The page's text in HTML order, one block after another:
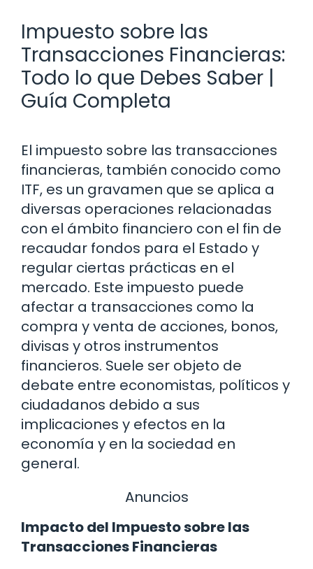
Impuesto sobre las
Transacciones Financieras:
Todo lo que Debes Saber |
Guía Completa
El impuesto sobre las transacciones
financieras, también conocido como
ITF, es un gravamen que se aplica a
diversas operaciones relacionadas
con el ámbito financiero con el fin de
recaudar fondos para el Estado y
regular ciertas prácticas en el
mercado. Este impuesto puede
afectar a transacciones como la
compra y venta de acciones, bonos,
divisas y otros instrumentos
financieros. Suele ser objeto de
debate entre economistas, políticos y
ciudadanos debido a sus
implicaciones y efectos en la
economía y en la sociedad en
general.
Anuncios
Impacto del Impuesto sobre las
Transacciones Financieras